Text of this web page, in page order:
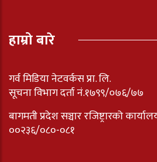
हाम्रो बारे
गर्व मिडिया नेटवर्कस प्रा. लि.
सूचना विभाग दर्ता नं.१७९९/०७६/७७
बागमती प्रदेश सञ्चार रजिष्ट्रारको
००२३६/०८०-०८१